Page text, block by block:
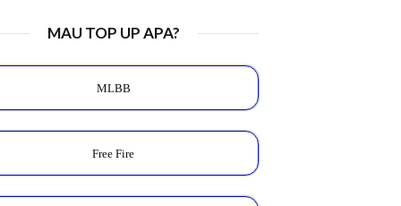
MAU TOP UP APA?
MLBB
Free Fire